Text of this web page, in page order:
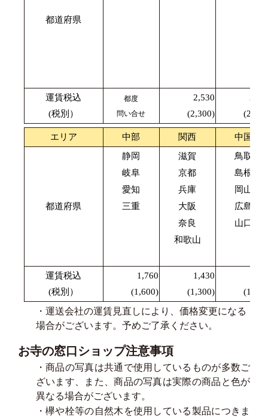
都道府県
運賃税込
(税別）
都度
問い合せ
2,530
(2,300)
エリア 中部 関西 中国
都道府県
静岡
岐阜
愛知
三重
滋賀
京都
兵庫
大阪
奈良
和歌山
鳥取
島根
岡山
広島
山口
運賃税込
(税別）
1,760
(1,600)
1,430
(1,300)
・運送会社の運賃見直しにより、価格変更になる
場合がございます。予めご了承ください。
お寺の窓口ショップ注意事項
・商品の写真は共通で使用しているものが多数ご
ざいます、また、商品の写真は実際の商品と色が
異なる場合がございます。
・欅や栓等の自然木を使用している製品につきま